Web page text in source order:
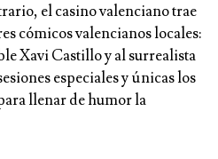
el casino valenciano trae
cómicos valencianos locales:
Xavi Castillo y al surrealista
especiales y únicas los
llenar de humor la